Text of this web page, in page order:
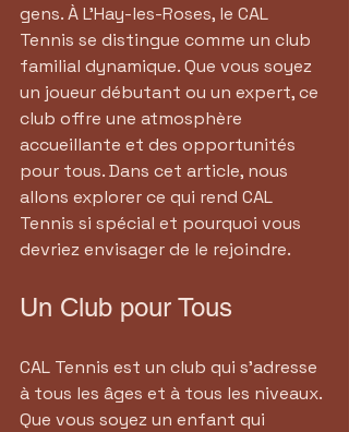
gens. À L'Hay-les-Roses, le CAL
Tennis se distingue comme un club
familial dynamique. Que vous soyez
un joueur débutant ou un expert, ce
club offre une atmosphère
accueillante et des opportunités
pour tous. Dans cet article, nous
allons explorer ce qui rend CAL
Tennis si spécial et pourquoi vous
devriez envisager de le rejoindre.
Un Club pour Tous
CAL Tennis est un club qui s'adresse
à tous les âges et à tous les niveaux.
Que vous soyez un enfant qui